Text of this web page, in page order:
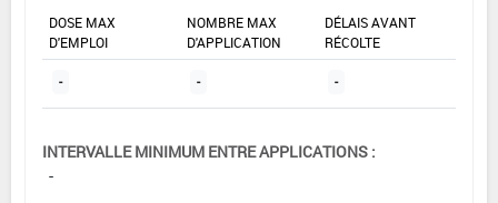
DOSE MAX
D'EMPLOI
NOMBRE MAX
D'APPLICATION
DÉLAIS AVANT
RÉCOLTE
- - -
INTERVALLE MINIMUM ENTRE APPLICATIONS :
-